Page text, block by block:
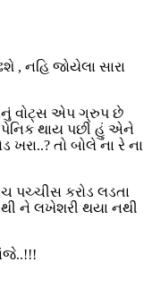
, નહિ જોયેલા સારા
વોટ્સ એપ ગ્રુપ છે
થાય પછી હું એને
તો બોલે ના રે ના
પચ્ચીસ કરોડ લડતા
ને લખેશરી થયા નથી